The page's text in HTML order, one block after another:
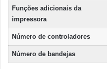
Funções adicionais da
impressora
Número de controladores
Número de bandejas